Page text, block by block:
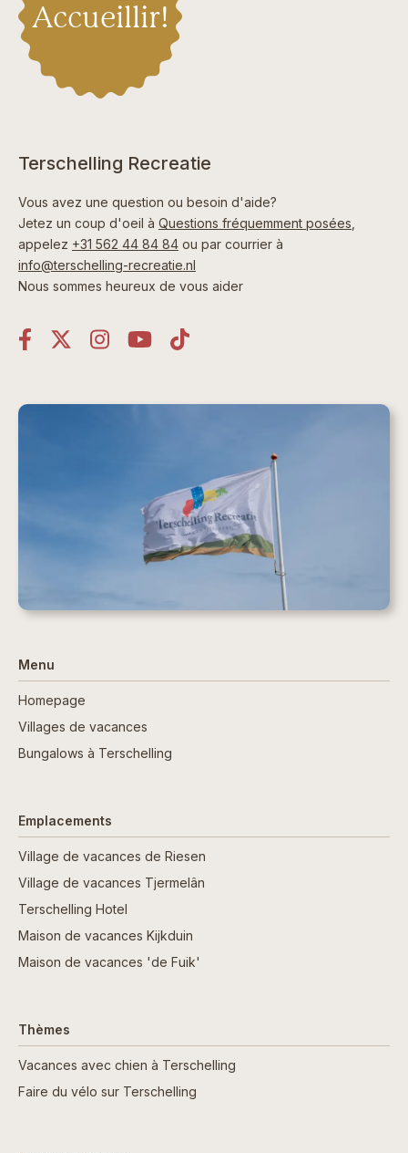
Accueillir!
Terschelling Recreatie
Vous avez une question ou besoin d'aide?
Jetez un coup d'oeil à Questions fréquemment posées
appelez +31 562 44 84 84 ou par courrier à
info@terschelling-recreatie.nl
Nous sommes heureux de vous aider
Menu
Homepage
Villages de vacances
Bungalows à Terschelling
Emplacements
Village de vacances de Riesen
Village de vacances Tjermelân
Terschelling Hotel
Maison de vacances Kijkduin
Maison de vacances 'de Fuik'
Thèmes
Vacances avec chien à Terschelling
Faire du vélo sur Terschelling